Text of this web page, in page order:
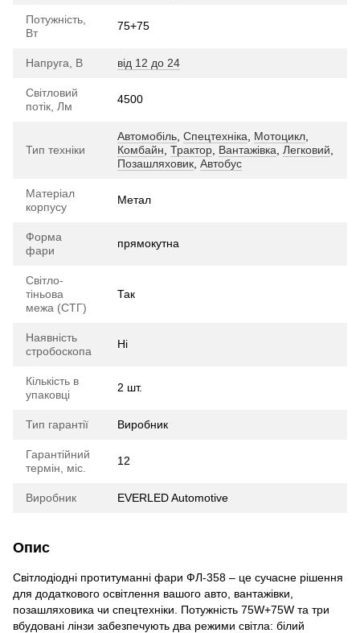
Потужність,
Вт
75+75
Напруга, В від 12 до 24
Світловий
потік, Лм
4500
Тип техніки
Автомобіль Спецтехніка Мотоцикл
Комбайн Трактор Вантажівка Легковий
Позашляховик Автобус
Матеріал
корпусу
Метал
Форма
фари
прямокутна
Світло-
тіньова
межа (СТГ)
Так
Наявність
стробоскопа
Ні
Кількість в
упаковці
2 шт.
Тип гарантії Виробник
Гарантійний
термін, міс.
12
Виробник EVERLED Automotive
Опис
Світлодіодні протитуманні фари ФЛ-358 – це сучасне рішення
для додаткового освітлення вашого авто, вантажівки,
позашляховика чи спецтехніки. Потужність 75W+75W та три
вбудовані лінзи забезпечують два режими світла: білий